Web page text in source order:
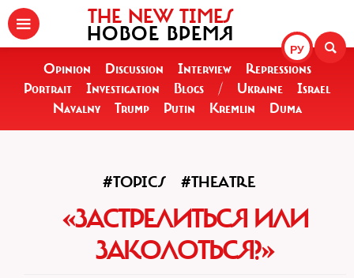
РУ
THE NEW TIMES
НОВОЕ ВРЕМЯ
Opinion Discussion Interview
Repressions
Portrait
Investigation Blogs / Ukraine
Israel
Navalny
Trump Putin Kremlin Duma
#TOPICS #THEATRE
«ЗАСТРЕЛИТЬСЯ ИЛИ
ЗАКОЛОТЬСЯ?»